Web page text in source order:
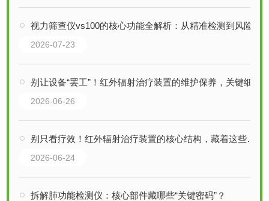
视力筛查仪vs100的核心功能全解析：从精准检测到风险预警，一步到位！
2026-07-23
别让设备“罢工”！红外辐射治疗装置的维护保养，关键细节全拆解
2026-06-26
别只看疗效！红外辐射治疗装置的核心结构，藏着这些关键细节
2026-06-24
拆解肺功能检测仪：核心部件藏哪些“关键密码”？